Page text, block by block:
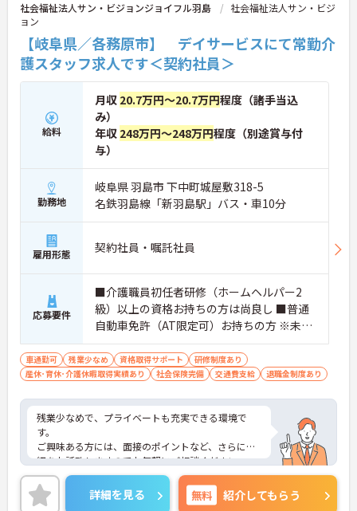
社会福祉法人サン・ビジョンジョイフル羽島
社会福祉法人サン・ビジ
ョン
【岐阜県／各務原市】 デイサービスにて常勤介
護スタッフ求人です＜契約社員＞
給料
月収 20.7万円～20.7万円程度（諸手当込
み）
年収 248万円～248万円程度（別途賞与付
与）
勤務地
岐阜県 羽島市 下中町城屋敷318-5
名鉄羽島線「新羽島駅」バス・車10分
雇用形態 契約社員・嘱託社員
応募要件
■介護職員初任者研修（ホームヘルパー2
級）以上の資格お持ちの方は尚良し ■普通
自動車免許（AT限定可）お持ちの方 ※未経
験者、無資格者応相談
車通勤可 残業少なめ 資格取得サポート
研修制度あり
産休･育休･介護休暇取得実績あり
社会保険完備 交通費支給 退職金制度あり
残業少なめで、プライベートも充実できる環境で
す。
ご興味ある方には、面接のポイントなど、さらに詳
細をお話致しますのでお気軽にご相談ください。
詳細を見る 無料 紹介してもらう